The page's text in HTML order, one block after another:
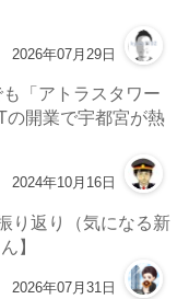
2026年07月29日
「アトラスタワー
の開業で宇都宮が熱
2024年10月16日
り返り（気になる新
】
2026年07月31日